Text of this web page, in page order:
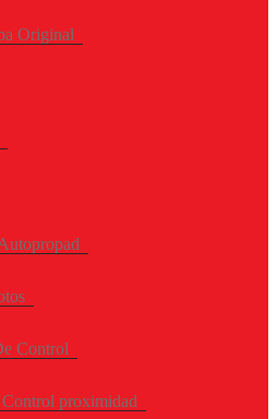
Original
Control
Control proximidad